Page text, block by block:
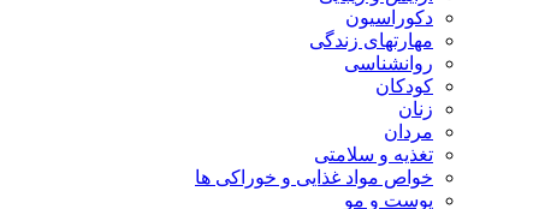
دکوراسیون
مهارتهای زندگی
روانشناسی
کودکان
زنان
مردان
تغذیه و سلامتی
خواص مواد غذایی و خوراکی ها
پوست و مو